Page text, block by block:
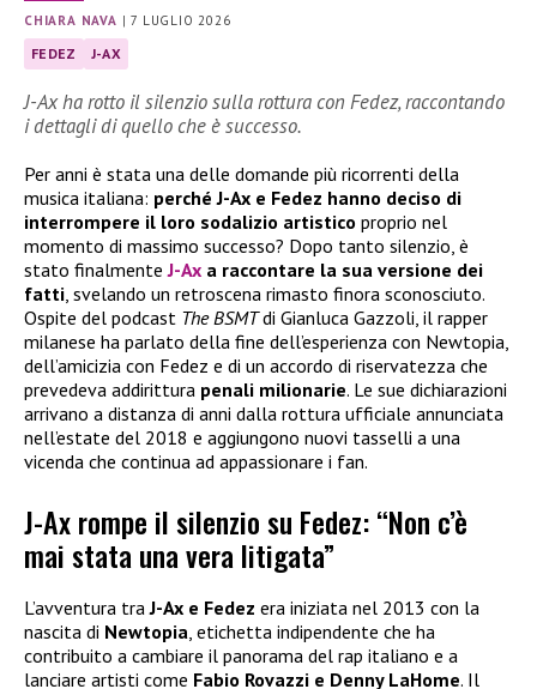
CHIARA NAVA |7 LUGLIO 2026
FEDEZ J-AX
J-Ax ha rotto il silenzio sulla rottura con Fedez, raccontando
i dettagli di quello che è successo.
Per anni è stata una delle domande più ricorrenti della
musica italiana: perché J-Ax e Fedez hanno deciso di
interrompere il loro sodalizio artistico proprio nel
momento di massimo successo? Dopo tanto silenzio, è
stato finalmenteJ-Ax a raccontare la sua versione dei
fatti , svelando un retroscena rimasto finora sconosciuto.
Ospite del podcast The BSMTdi Gianluca Gazzoli, il rapper
milanese ha parlato della fine dell’esperienza con Newtopia,
dell’amicizia con Fedez e di un accordo di riservatezza che
prevedeva addirittura penali milionarie. Le sue dichiarazioni
arrivano a distanza di anni dalla rottura ufficiale annunciata
nell’estate del 2018 e aggiungono nuovi tasselli a una
vicenda che continua ad appassionare i fan.
J-Ax rompe il silenzio su Fedez: “Non c’è
mai stata una vera litigata”
L’avventura traJ-Ax e Fedez era iniziata nel 2013 con la
nascita di Newtopia, etichetta indipendente che ha
contribuito a cambiare il panorama del rap italiano e a
lanciare artisti come Fabio Rovazzi e Denny LaHome. Il